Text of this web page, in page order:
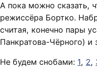
А пока можно сказать,
режиссёра Бортко.
считая, конечно пары
Панкратова-Чёрного) и
Не будем снобами: 1, 2,